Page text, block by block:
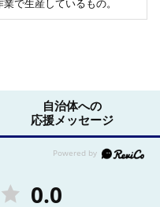
で生産しているもの。
自治体への
応援メッセージ
0.0